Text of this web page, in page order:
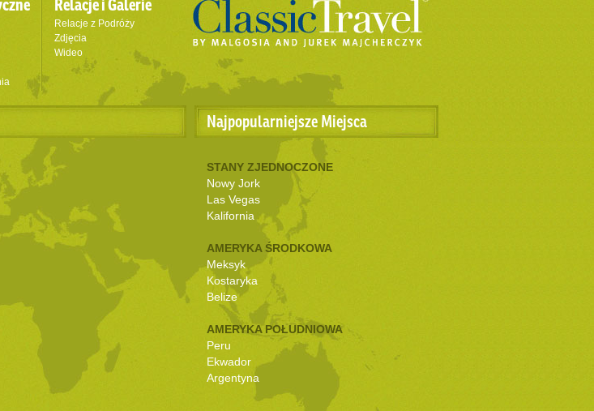
Relacje i Galerie
Relacje z Podróży
Zdjęcia
Wideo
Najpopularniejsze Miejsca
STANY ZJEDNOCZONE
Nowy Jork
Las Vegas
Kalifornia
AMERYKA ŚRODKOWA
Meksyk
Kostaryka
Belize
AMERYKA POŁUDNIOWA
Peru
Ekwador
Argentyna